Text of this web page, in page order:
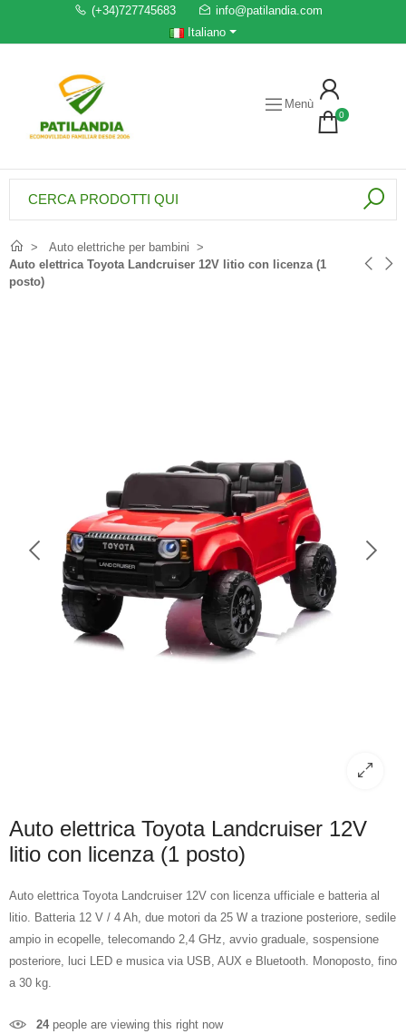
(+34)727745683
info@patilandia.com
Italiano
Menù
0
Auto elettriche per bambini
Auto elettrica Toyota Landcruiser 12V litio con licenza (1
posto)
Auto elettrica Toyota Landcruiser 12V
litio con licenza (1 posto)
Auto elettrica Toyota Landcruiser 12V con licenza ufficiale e batteria al
litio. Batteria 12 V / 4 Ah, due motori da 25 W a trazione posteriore, sedile
ampio in ecopelle, telecomando 2,4 GHz, avvio graduale, sospensione
posteriore, luci LED e musica via USB, AUX e Bluetooth. Monoposto, fino
a 30 kg.
24people are viewing this right now